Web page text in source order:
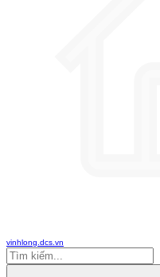
vinhlong.dcs.vn